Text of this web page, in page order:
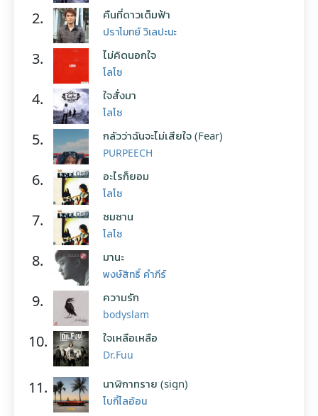
2. คืนที่ดาวเต็มฟ้า
ปราโมทย์ วิเลปะนะ
3. ไม่คิดนอกใจ
โลโซ
4. ใจสั่งมา
โลโซ
5. กลัวว่าฉันจะไม่เสียใจ (Fear)
PURPEECH
6. อะไรก็ยอม
โลโซ
7. ซมซาน
โลโซ
8. มานะ
พงษ์สิทธิ์ คำภีร์
9. ความรัก
bodyslam
10. ใจเหลือเหลือ
Dr.Fuu
11. นาฬิกาทราย (sign)
โบกี้ไลอ้อน